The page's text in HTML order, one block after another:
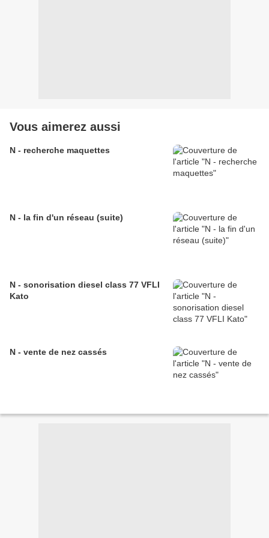
Vous aimerez aussi
N - recherche maquettes
N - la fin d'un réseau (suite)
N - sonorisation diesel class 77 VFLI
Kato
N - vente de nez cassés